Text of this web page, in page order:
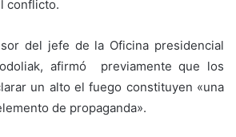
conflicto.
del jefe de la Oficina presidencial
afirmó previamente que los
un alto el fuego constituyen «una
de propaganda».